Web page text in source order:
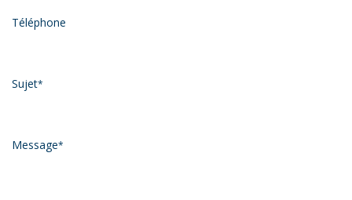
Téléphone
Sujet*
Message*